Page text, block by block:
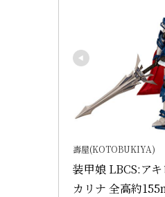
壽屋(KOTOBUKIYA)
装甲娘 LBCS:ア
カリナ 全高約